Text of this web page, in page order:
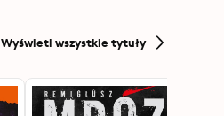
Wyświetl wszystkie tytuły